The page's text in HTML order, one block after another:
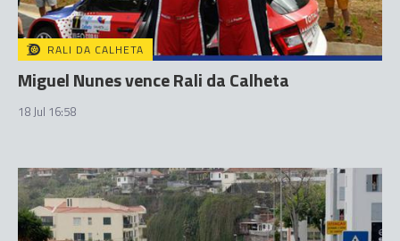
RALI DA CALHETA
Miguel Nunes vence Rali da Calheta
18 Jul 16:58